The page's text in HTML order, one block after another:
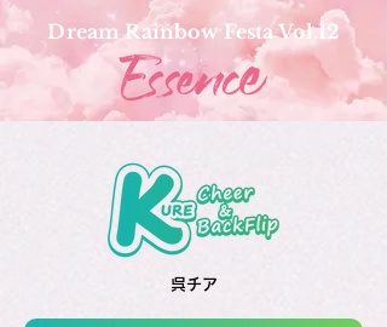
Dream Rainbow Festa Vol.12
呉チア